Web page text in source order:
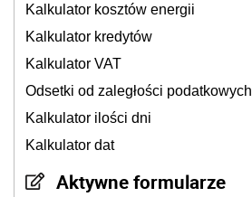
Kalkulator kosztów energii
Kalkulator kredytów
Kalkulator VAT
Odsetki od zaległości podatkowych
Kalkulator ilości dni
Kalkulator dat
Aktywne formularze